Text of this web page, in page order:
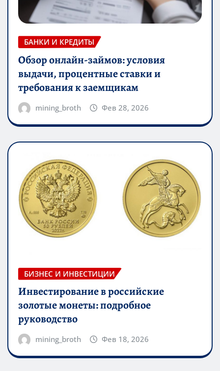
БАНКИ И КРЕДИТЫ
Обзор онлайн-займов: условия
выдачи, процентные ставки и
требования к заемщикам
mining_broth Фев 28, 2026
БИЗНЕС И ИНВЕСТИЦИИ
Инвестирование в российские
золотые монеты: подробное
руководство
mining_broth Фев 18, 2026